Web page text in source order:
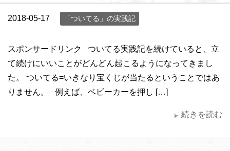
2018-05-17 「ついてる」の実践記
スポンサードリンク ついてる実践記を続けていると、立
て続けにいいことがどんどん起こるようになってきまし
た。 ついてる=いきなり宝くじが当たるということではあ
りません。 例えば、ベビーカーを押し […]
続きを読む